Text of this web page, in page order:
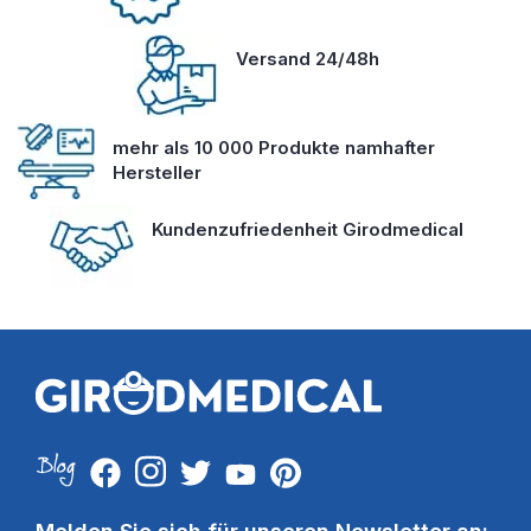
Versand 24/48h
mehr als 10 000 Produkte namhafter
Hersteller
Kundenzufriedenheit Girodmedical